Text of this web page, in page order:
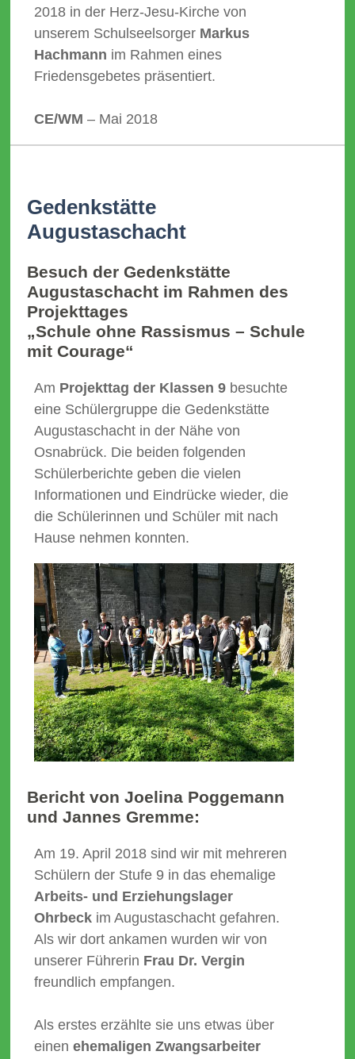
2018 in der Herz-Jesu-Kirche von
unserem Schulseelsorger Markus
Hachmann im Rahmen eines
Friedensgebetes präsentiert.
CE/WM – Mai 2018
Gedenkstätte
Augustaschacht
Besuch der Gedenkstätte
Augustaschacht im Rahmen des
Projekttages
„Schule ohne Rassismus – Schule
mit Courage“
Am Projekttag der Klassen 9besuchte
eine Schülergruppe die Gedenkstätte
Augustaschacht in der Nähe von
Osnabrück. Die beiden folgenden
Schülerberichte geben die vielen
Informationen und Eindrücke wieder, die
die Schülerinnen und Schüler mit nach
Hause nehmen konnten.
Bericht von Joelina Poggemann
und Jannes Gremme:
Am 19. April 2018 sind wir mit mehreren
Schülern der Stufe 9 in das ehemalige
Arbeits- und Erziehungslager
Ohrbeckim Augustaschacht gefahren.
Als wir dort ankamen wurden wir von
unserer Führerin Frau Dr. Vergin
freundlich empfangen.
Als erstes erzählte sie uns etwas über
einen ehemaligen Zwangsarbeiter